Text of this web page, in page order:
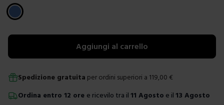
Scegli un colore
Aggiungi al carrello
Spedizione gratuita per ordini superiori a 119,00 €
Ordina entro 12 ore e ricevilo tra il 11 Agosto e il 13 Agosto